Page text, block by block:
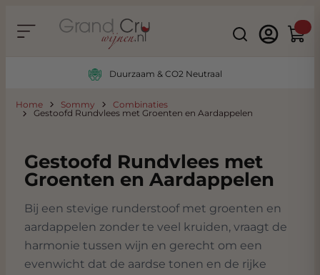
Search
Duurzaam & CO2 Neutraal
Home Sommy
Combinaties
Gestoofd Rundvlees met Groenten en Aardappelen
Gestoofd Rundvlees met
Groenten en Aardappelen
Bij een stevige runderstoof met groenten en
aardappelen zonder te veel kruiden, vraagt de
harmonie tussen wijn en gerecht om een
evenwicht dat de aardse tonen en de rijke